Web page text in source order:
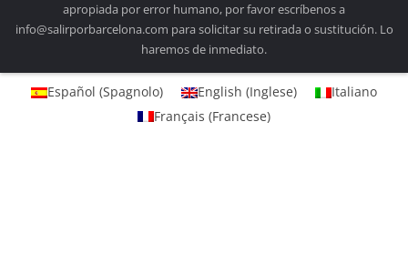
apropiada por error humano, por favor escríbenos a
info@salirporbarcelona.com para solicitar su retirada o sustitución. Lo
haremos de inmediato.
Español (Spagnolo) English (Inglese)
Italiano
Français (Francese)